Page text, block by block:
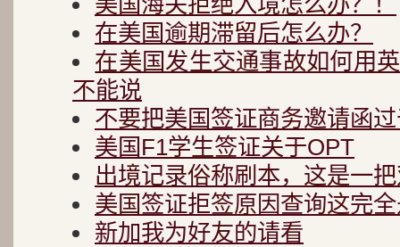
在美国逾期滞留后怎么办？
在美国发生交通事故如何用
不能说
不要把美国签证商务邀请函
美国F1学生签证关于OPT
出境记录俗称刷本，这是一
美国签证拒签原因查询这完
新加我为好友的请看